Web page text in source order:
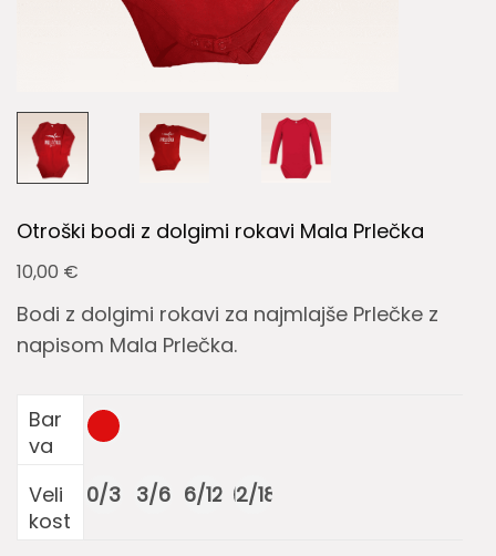
Otroški bodi z dolgimi rokavi Mala Prlečka
10,00 €
Bodi z dolgimi rokavi za najmlajše Prlečke z
napisom Mala Prlečka.
Bar
va
Veli
kost
0/3 3/6 6/12 12/18